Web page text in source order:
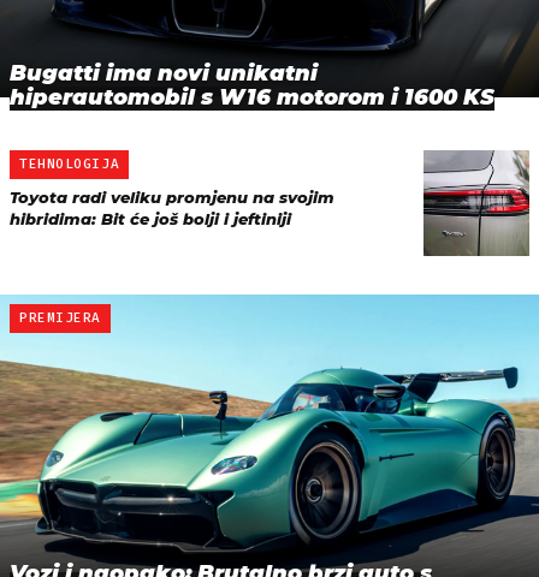
Bugatti ima novi unikatni
hiperautomobil s W16 motorom i 1600 KS
TEHNOLOGIJA
Toyota radi veliku promjenu na svojim
hibridima: Bit će još bolji i jeftiniji
PREMIJERA